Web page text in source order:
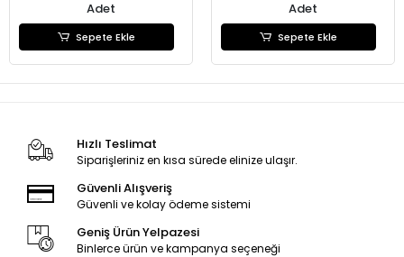
Adet
Sepete Ekle
Adet
Sepete Ekle
Hızlı Teslimat
Siparişleriniz en kısa sürede elinize ulaşır.
Güvenli Alışveriş
Güvenli ve kolay ödeme sistemi
Geniş Ürün Yelpazesi
Binlerce ürün ve kampanya seçeneği